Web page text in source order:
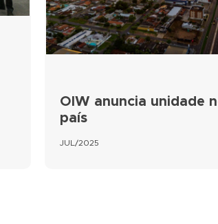
OIW anuncia unidade
país
JUL/2025